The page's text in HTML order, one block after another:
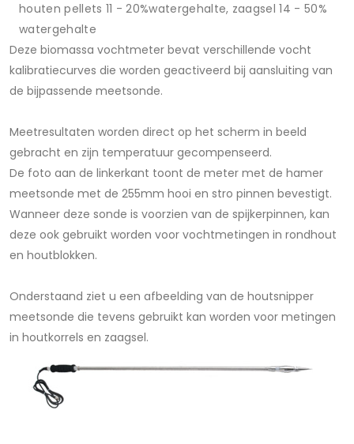
houten pellets 11 - 20%watergehalte, zaagsel 14 - 50%
watergehalte
Deze biomassa vochtmeter bevat verschillende vocht
kalibratiecurves die worden geactiveerd bij aansluiting van
de bijpassende meetsonde.
Meetresultaten worden direct op het scherm in beeld
gebracht en zijn temperatuur gecompenseerd.
De foto aan de linkerkant toont de meter met de hamer
meetsonde met de 255mm hooi en stro pinnen bevestigt.
Wanneer deze sonde is voorzien van de spijkerpinnen, kan
deze ook gebruikt worden voor vochtmetingen in rondhout
en houtblokken.
Onderstaand ziet u een afbeelding van de houtsnipper
meetsonde die tevens gebruikt kan worden voor metingen
in houtkorrels en zaagsel.